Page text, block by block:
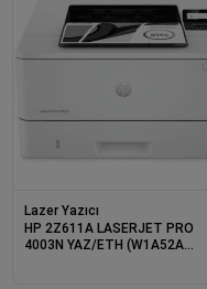
Lazer Yazıcı
HP 2Z611A LASERJET PRO
4003N YAZ/ETH (W1A52A